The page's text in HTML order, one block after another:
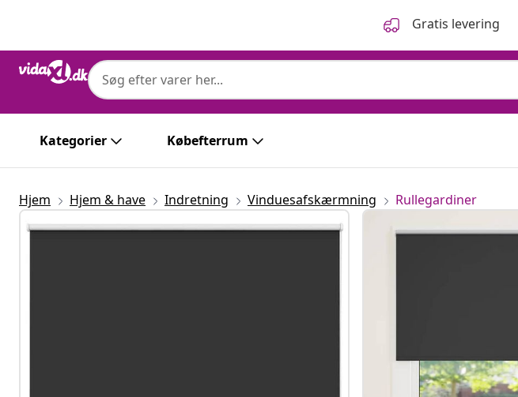
Gratis levering
Kategorier Købefterrum
Hjem Hjem & have Indretning Vinduesafskærmning Rullegardiner